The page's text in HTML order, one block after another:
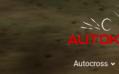
Autocross